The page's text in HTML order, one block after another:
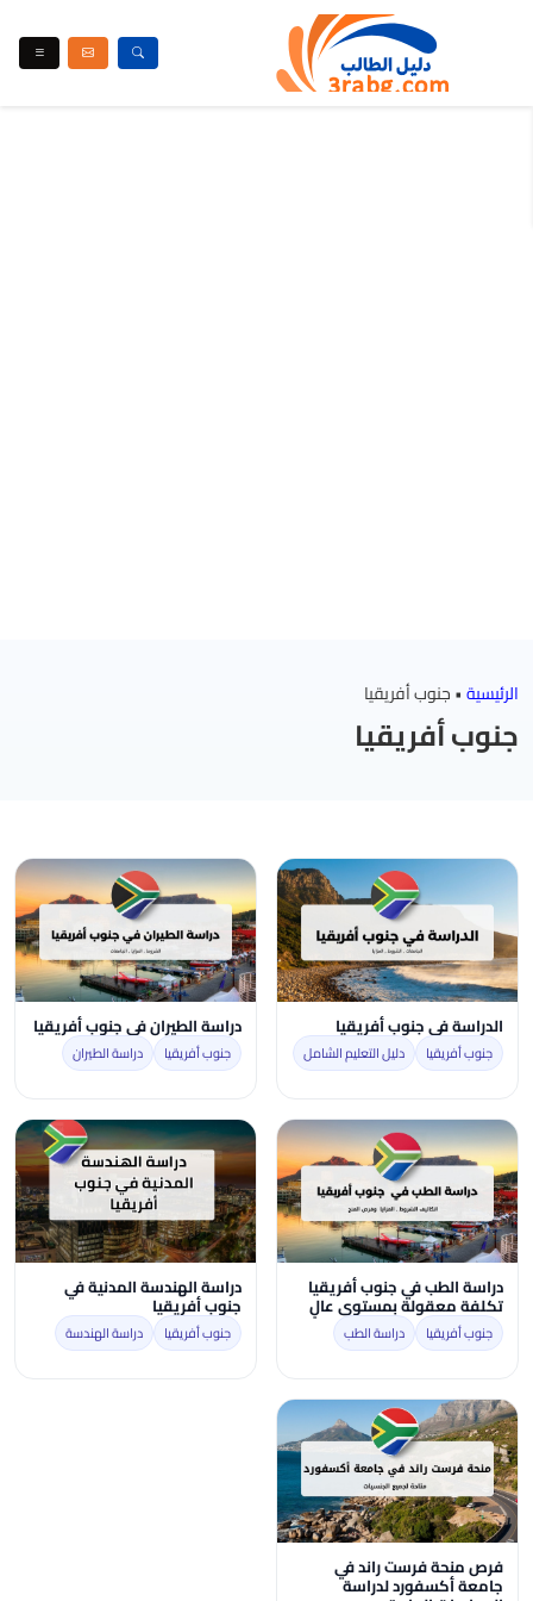
الرئيسية•جنوب أفريقيا
جنوب أفريقيا
الدراسة في جنوب أفريقيا
جنوب أفريقيا دليل التعليم الشامل
دراسة الطيران في جنوب أفريقيا
جنوب أفريقيا دراسة الطيران
دراسة الطب في جنوب أفريقيا
تكلفة معقولة بمستوى عالٍ
جنوب أفريقيا دراسة الطب
دراسة الهندسة المدنية في
جنوب أفريقيا
جنوب أفريقيا دراسة الهندسة
فرص منحة فرست راند في
جامعة أكسفورد لدراسة